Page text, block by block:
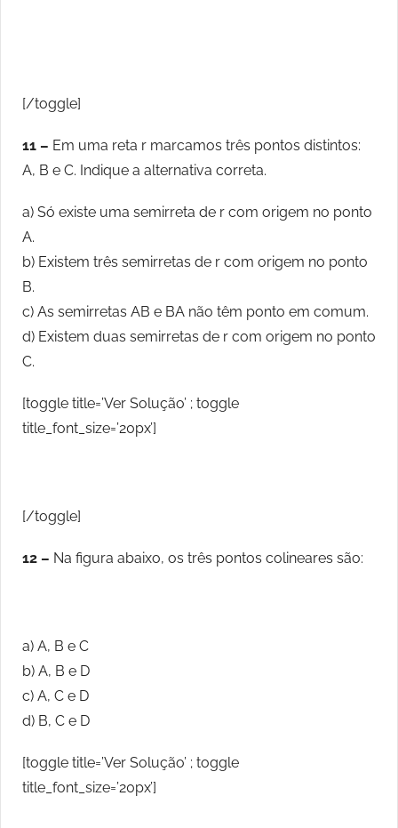
[/toggle]
11 – Em uma reta r marcamos três pontos distintos:
A, B e C. Indique a alternativa correta.
a) Só existe uma semirreta de r com origem no ponto
A.
b) Existem três semirretas de r com origem no ponto
B.
c) As semirretas AB e BA não têm ponto em comum.
d) Existem duas semirretas de r com origem no ponto
C.
[toggle title=’Ver Solução’ ; toggle
title_font_size=’20px’]
[/toggle]
12 – Na figura abaixo, os três pontos colineares são:
a) A, B e C
b) A, B e D
c) A, C e D
d) B, C e D
[toggle title=’Ver Solução’ ; toggle
title_font_size=’20px’]